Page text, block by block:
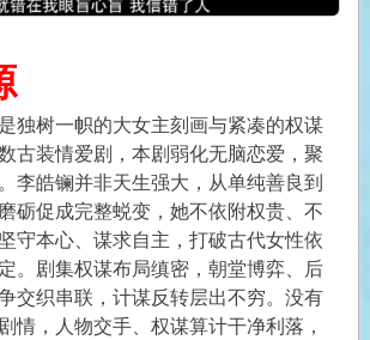
独树一帜的大女主刻画与紧凑的权谋
古装情爱剧，本剧弱化无脑恋爱，聚
李皓镧并非天生强大，从单纯善良到
砺促成完整蜕变，她不依附权贵、不
守本心、谋求自主，打破古代女性依
。剧集权谋布局缜密，朝堂博弈、后
交织串联，计谋反转层出不穷。没有
情，人物交手、权谋算计干净利落，